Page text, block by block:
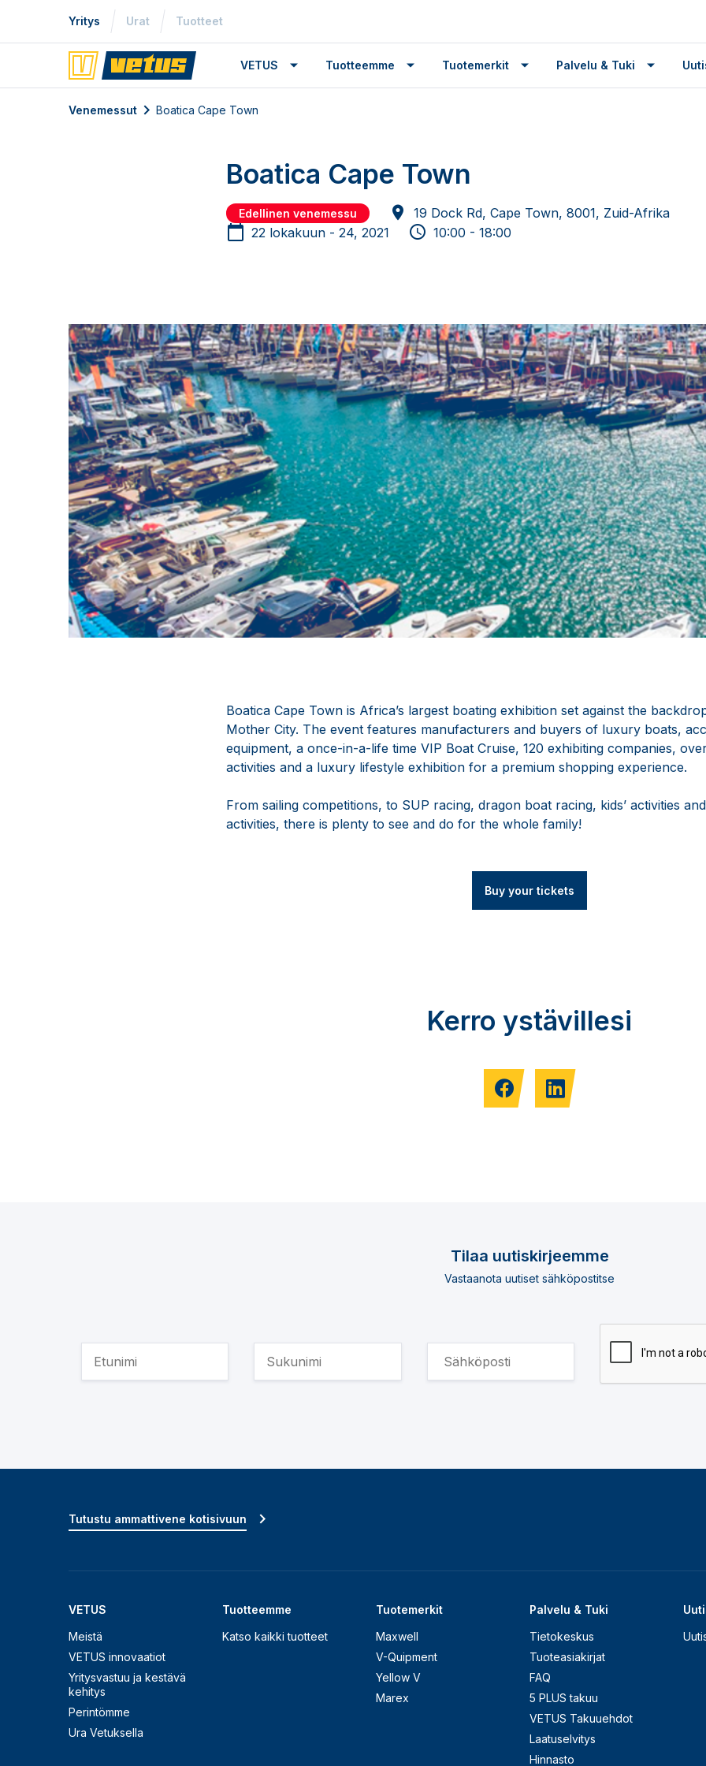
Yritys Urat Tuotteet
VETUS Tuotteemme Tuotemerkit Palvelu & Tuki
Venemessut Boatica Cape Town
Boatica Cape Town
Edellinen venemessu
19 Dock Rd, Cape Town, 8001, Zuid-Afrika
22 lokakuun - 24, 2021
10:00 - 18:00
Boatica Cape Town is Africa’s largest boating exhibition set against the
Mother City. The event features manufacturers and buyers of luxury boats,
equipment, a once-in-a-life time VIP Boat Cruise, 120 exhibiting companies,
activities and a luxury lifestyle exhibition for a premium shopping experience.
From sailing competitions, to SUP racing, dragon boat racing, kids’ activities
activities, there is plenty to see and do for the whole family!
Buy your tickets
Kerro ystävillesi
Tilaa uutiskirjeemme
Vastaanota uutiset sähköpostitse
VETUS
Meistä
VETUS innovaatiot
Yritysvastuu ja kestävä
kehitys
Perintömme
Ura Vetuksella
Tuotteemme
Katso kaikki tuotteet
Tuotemerkit
Maxwell
V-Quipment
Yellow V
Marex
Palvelu & Tuki
Tietokeskus
Tuoteasiakirjat
FAQ
5 PLUS takuu
VETUS Takuuehdot
Laatuselvitys
Hinnasto
Tutustu ammattivene kotisivuun